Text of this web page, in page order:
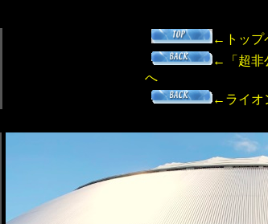
←トップ
←「超非
へ
←ライオ